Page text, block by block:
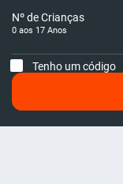
Nº de Crianças
0 aos 17 Anos
Tenho um código